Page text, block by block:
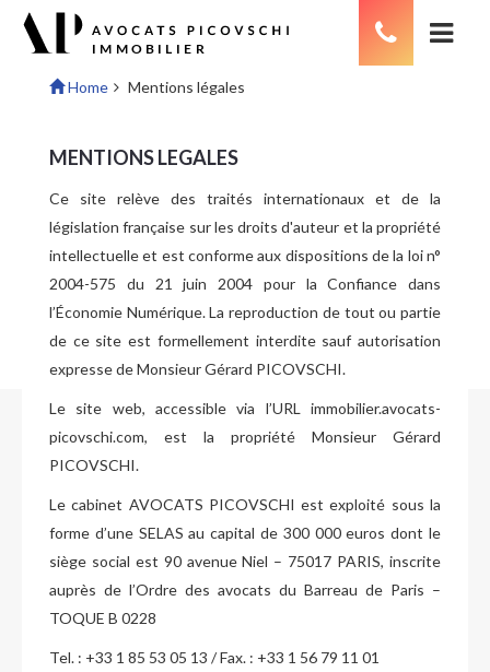
Home Mentions légales
MENTIONS LEGALES
Ce site relève des traités internationaux et de la
législation française sur les droits d'auteur et la propriété
intellectuelle et est conforme aux dispositions de la loi n°
2004-575 du 21 juin 2004 pour la Confiance dans
l’Économie Numérique. La reproduction de tout ou partie
de ce site est formellement interdite sauf autorisation
expresse de Monsieur Gérard PICOVSCHI.
Le site web, accessible via l’URL immobilier.avocats-
picovschi.com, est la propriété Monsieur Gérard
PICOVSCHI.
Le cabinet AVOCATS PICOVSCHI est exploité sous la
forme d’une SELAS au capital de 300 000 euros dont le
siège social est 90 avenue Niel – 75017 PARIS, inscrite
auprès de l’Ordre des avocats du Barreau de Paris –
TOQUE B 0228
Tel. : +33 1 85 53 05 13 / Fax. : +33 1 56 79 11 01